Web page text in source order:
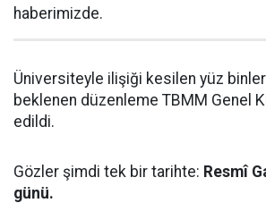
haberimizde.
Üniversiteyle ilişiği kesilen yüz
beklenen düzenleme TBMM Genel
edildi.
Gözler şimdi tek bir tarihte: Resmî
günü.